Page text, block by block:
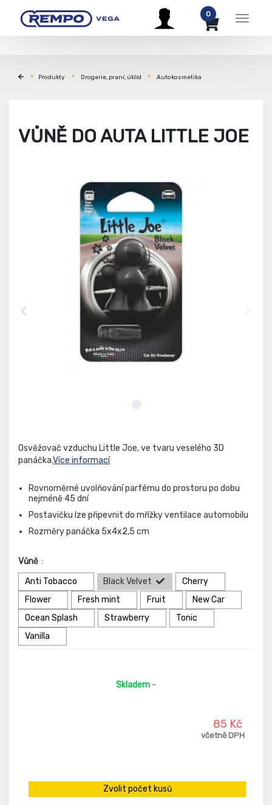
Menu
0
Produkty Drogerie, praní, úklid Autokosmetika
VŮNĚ DO AUTA LITTLE JOE
Osvěžovač vzduchu Little Joe, ve tvaru veselého 3D
panáčka.Více informací
Rovnoměrné uvolňování parfému do prostoru po dobu
nejméně 45 dní
Postavičku lze připevnit do mřížky ventilace automobilu
Rozměry panáčka 5x4x2,5 cm
Vůně :
Anti Tobacco
Black Velvet
Cherry
Flower
Fresh mint Fruit
New Car
Ocean Splash
Strawberry
Tonic
Vanilla
Skladem -
85 Kč
včetně DPH
Zvolit počet kusů